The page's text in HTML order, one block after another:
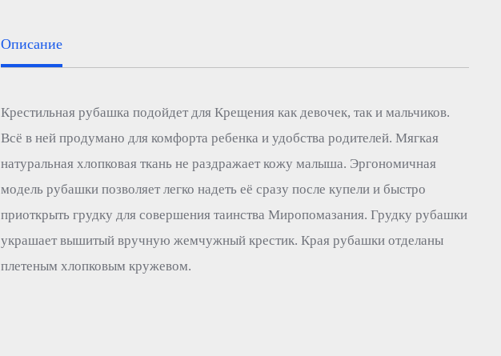
Описание
Крестильная рубашка подойдет для Крещения как девочек, так и мальчиков.
Всё в ней продумано для комфорта ребенка и удобства родителей. Мягкая
натуральная хлопковая ткань не раздражает кожу малыша. Эргономичная
модель рубашки позволяет легко надеть её сразу после купели и быстро
приоткрыть грудку для совершения таинства Миропомазания. Грудку рубашки
украшает вышитый вручную жемчужный крестик. Края рубашки отделаны
плетеным хлопковым кружевом.